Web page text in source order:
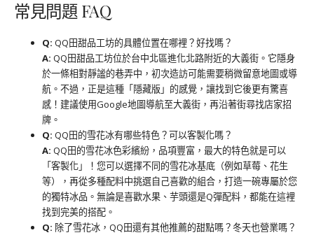
常見問題 FAQ
Q: QQ田甜品工坊的具體位置在哪裡？好找嗎？
A: QQ田甜品工坊位於台中北區進化北路附近的大義街。它隱身
於一條相對靜謐的巷弄中，初次造訪可能需要稍微留意地圖或導
航。不過，正是這種「隱藏版」的感覺，讓找到它後更有驚喜
感！建議使用Google地圖導航至大義街，再沿著街尋找店家招
牌。
Q: QQ田的雪花冰有哪些特色？可以客製化嗎？
A: QQ田的雪花冰色彩繽紛，品項豐富，最大的特色就是可以
「客製化」！您可以選擇不同的雪花冰基底（例如草莓、花生
等），再從多種配料中挑選自己喜歡的組合，打造一碗專屬於您
的獨特冰品。無論是喜歡水果、芋頭還是Q彈配料，都能在這裡
找到完美的搭配。
Q: 除了雪花冰，QQ田還有其他推薦的甜點嗎？冬天也營業嗎？